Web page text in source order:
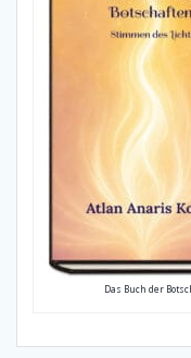
Das Buch der